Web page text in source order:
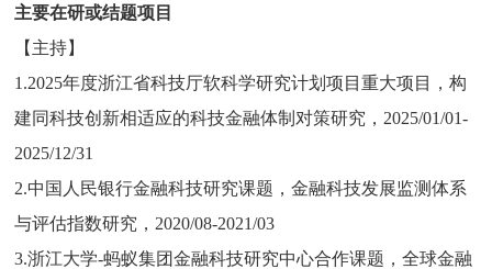
主要在研或结题项目
【主持】
1.2025年度浙江省科技厅软科学研究计划项目重大项目，构
建同科技创新相适应的科技金融体制对策研究，2025/01/01-
2025/12/31
2.中国人民银行金融科技研究课题，金融科技发展监测体系
与评估指数研究，2020/08-2021/03
3.浙江大学-蚂蚁集团金融科技研究中心合作课题，全球金融